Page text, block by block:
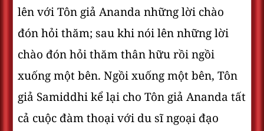
lên với Tôn giả Ananda những lời chào
đón hỏi thăm; sau khi nói lên những lời
chào đón hỏi thăm thân hữu rồi ngồi
xuống một bên. Ngồi xuống một bên, Tôn
giả Samiddhi kể lại cho Tôn giả Ananda tất
cả cuộc đàm thoại với du sĩ ngoại đạo